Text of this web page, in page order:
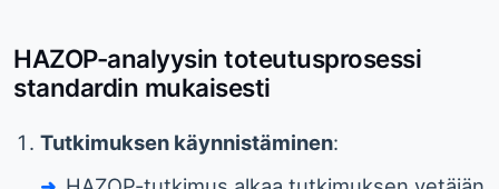
HAZOP-analyysin toteutusprosessi
standardin mukaisesti
Tutkimuksen käynnistäminen: